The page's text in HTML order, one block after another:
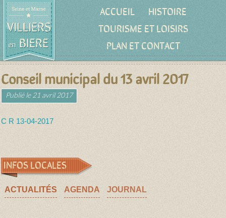
ACCUEIL
HISTOIRE
TOURISME ET LOISIRS
PLAN ET CONTACT
Conseil municipal du 13 avril 2017
Publié le 21 avril 2017
C R 13-04-2017
INFOS LOCALES
ACTUALITÉS AGENDA JOURNAL